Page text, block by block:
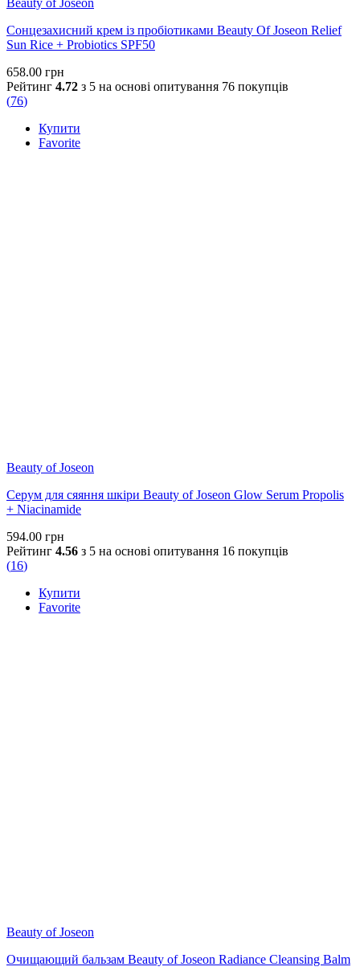
Beauty of Joseon
Сонцезахисний крем із пробіотиками Beauty Of Joseon Relief
Sun Rice + Probiotics SPF50
658.00 грн
Рейтинг 4.72 з 5 на основі опитування 76 покупців
(76)
Купити
Favorite
Beauty of Joseon
Серум для сяяння шкіри Beauty of Joseon Glow Serum Propolis
+ Niacinamide
594.00 грн
Рейтинг 4.56 з 5 на основі опитування 16 покупців
(16)
Купити
Favorite
Beauty of Joseon
Очищающий бальзам Beauty of Joseon Radiance Cleansing Balm